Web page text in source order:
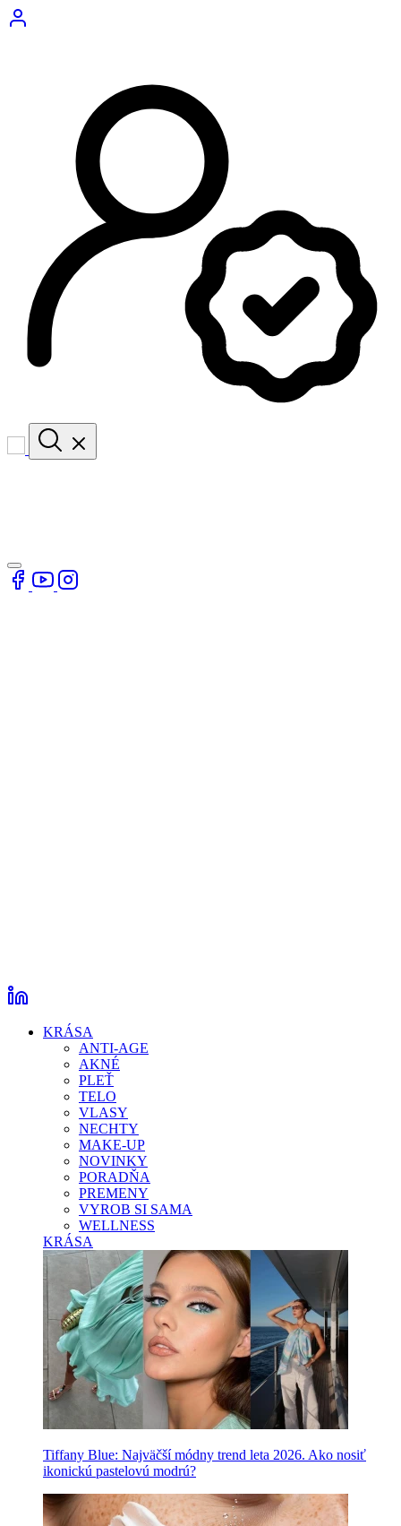
KRÁSA
ANTI-AGE
AKNÉ
PLEŤ
TELO
VLASY
NECHTY
MAKE-UP
NOVINKY
PORADŇA
PREMENY
VYROB SI SAMA
WELLNESS
KRÁSA
Tiffany Blue: Najväčší módny trend leta 2026. Ako nosiť
ikonickú pastelovú modrú?